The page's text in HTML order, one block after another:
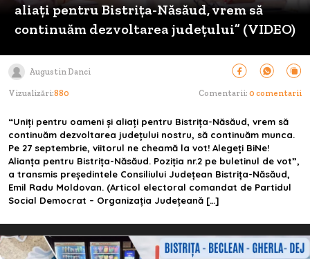
aliați pentru Bistrița-Năsăud, vrem să
continuăm dezvoltarea județului” (VIDEO)
Augustin Danci
Vizualizări:880 Comentarii: 0 comentarii
“Uniți pentru oameni și aliați pentru Bistrița-Năsăud, vrem să
continuăm dezvoltarea județului nostru, să continuăm munca.
Pe 27 septembrie, viitorul ne cheamă la vot! Alegeți BiNe!
Alianța pentru Bistrița-Năsăud. Poziția nr.2 pe buletinul de vot”,
a transmis președintele Consiliului Județean Bistrița-Năsăud,
Emil Radu Moldovan. (Articol electoral comandat de Partidul
Social Democrat – Organizația Județeană […]